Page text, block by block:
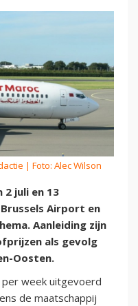
| Foto: Alec Wilson
2 juli en 13
Airport en
Aanleiding zijn
als gevolg
Oosten.
week uitgevoerd
de maatschappij